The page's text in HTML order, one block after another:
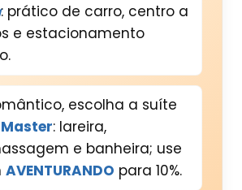
: prático de carro, centro a
e estacionamento
escolha a suíte
: lareira,
e banheira; use
AVENTURANDO para 10%.